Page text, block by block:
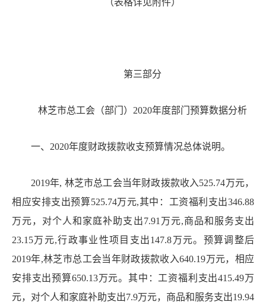
第三部分
林芝市总工会（部门 ） 2020年度部门预算数据分析
一、 2020年度财政拨款收支预算情况总体说明。
2019年, 林芝市总工会当年财政拨款收入525.74万元，
相应安排支出预算525.74万元,其中：工资福利支出346.88
万元，对个人和家庭补助支出7.91 万元,商品和服务支出
23.15万元,行政事业性项目支出147.8万元。预算调整后
2019年,林芝市总工会当年财政拨款收入640.19万元，相应
安排支出预算650.13万元。其中：工资福利支出415.49万
元，对个人和家庭补助支出7.9万元，商品和服务支出19.94